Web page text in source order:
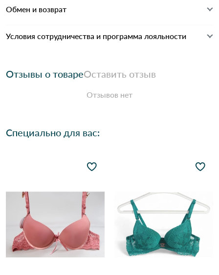
Обмен и возврат
Условия сотрудничества и программа лояльности
Отзывы о товареОставить отзыв
Отзывов нет
Специально для вас: